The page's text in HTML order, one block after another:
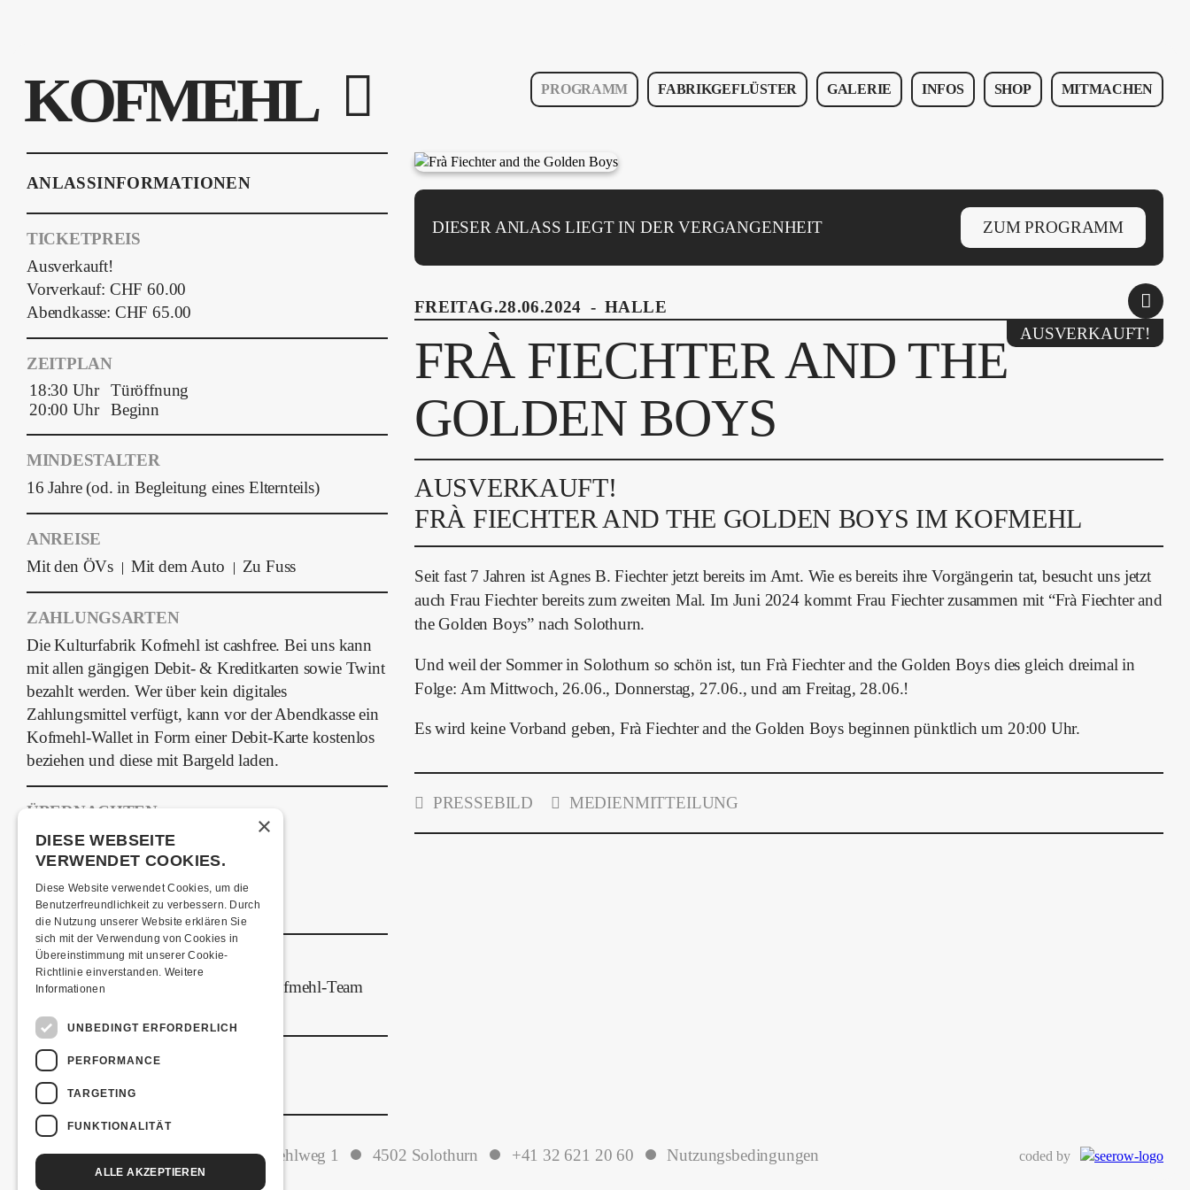
KOFMEHL PROGRAMM FABRIKGEFLÜSTER GALERIE INFOS SHOP MITMACHEN
DIESER ANLASS LIEGT IN DER VERGANGENHEIT ZUM PROGRAMM
FREITAG.28.06.2024 - HALLE
FRÀ FIECHTER AND THE
GOLDEN BOYS
AUSVERKAUFT!
AUSVERKAUFT!
FRÀ FIECHTER AND THE GOLDEN BOYS IM KOFMEHL
Seit fast 7 Jahren ist Agnes B. Fiechter jetzt bereits im Amt. Wie es bereits ihre Vorgängerin tat, besucht uns jetzt
auch Frau Fiechter bereits zum zweiten Mal. Im Juni 2024 kommt Frau Fiechter zusammen mit “Frà Fiechter and
the Golden Boys” nach Solothurn.
Und weil der Sommer in Solothurn so schön ist, tun Frà Fiechter and the Golden Boys dies gleich dreimal in
Folge: Am Mittwoch, 26.06., Donnerstag, 27.06., und am Freitag, 28.06.!
Es wird keine Vorband geben, Frà Fiechter and the Golden Boys beginnen pünktlich um 20:00 Uhr.
PRESSEBILD MEDIENMITTEILUNG
ANLASSINFORMATIONEN
TICKETPREIS
Ausverkauft!
Vorverkauf: CHF 60.00
Abendkasse: CHF 65.00
ZEITPLAN
18:30 Uhr
Türöffnung
20:00 Uhr
Beginn
MINDESTALTER
16 Jahre (od. in Begleitung eines Elternteils)
ANREISE
Mit den ÖVs | Mit dem Auto | Zu Fuss
ZAHLUNGSARTEN
Die Kulturfabrik Kofmehl ist cashfree. Bei uns kann
mit allen gängigen Debit- & Kreditkarten sowie Twint
bezahlt werden. Wer über kein digitales
Zahlungsmittel verfügt, kann vor der Abendkasse ein
Kofmehl-Wallet in Form einer Debit-Karte kostenlos
beziehen und diese mit Bargeld laden.
ÜBERNACHTEN
Jugendherberge Solothurn
Hotel Kreuz Solothurn
H4 Hotel
Weitere Unterkünfte
ESSENSTIPPS
Ab 18:30 Uhr verpflegt euch das Kofmehl-Team
LINKS & PARTNER
Facebook-Event
Kulturfabrik Kofmehl Kofmehlweg 1 4502 Solothurn +41 32 621 20 60 Nutzungsbedingungen coded by
×
DIESE WEBSEITE
VERWENDET COOKIES.
Diese Website verwendet Cookies, um die
Benutzerfreundlichkeit zu verbessern. Durch
die Nutzung unserer Website erklären Sie
sich mit der Verwendung von Cookies in
Übereinstimmung mit unserer Cookie-
Richtlinie einverstanden. Weitere
Informationen
UNBEDINGT ERFORDERLICH
PERFORMANCE
TARGETING
FUNKTIONALITÄT
ALLE AKZEPTIEREN